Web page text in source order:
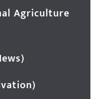
Agriculture